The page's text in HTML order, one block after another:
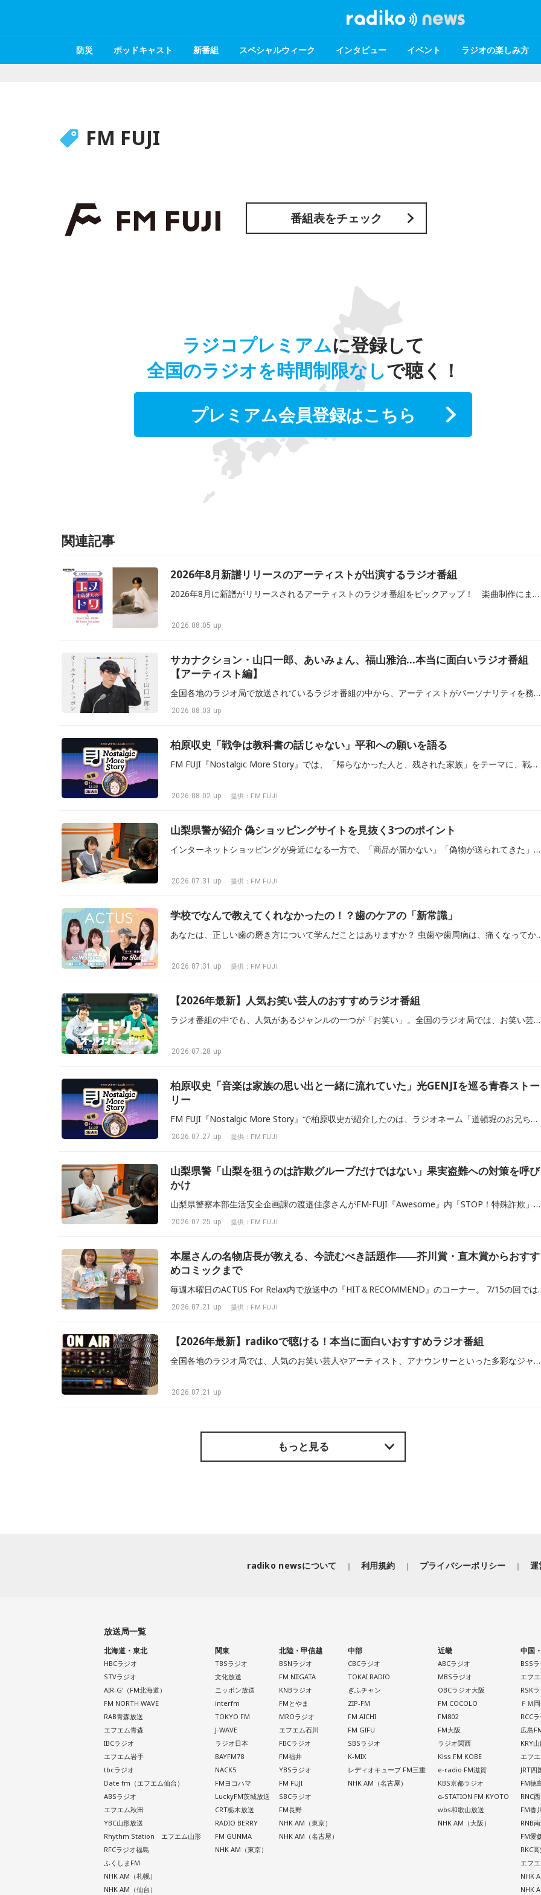
防災 ポッドキャスト 新番組 スペシャルウィーク インタビュー イベント ラジオの楽しみ方
FM FUJI
番組表をチェック
ラジコプレミアムに登録して
全国のラジオを時間制限なしで聴く！
プレミアム会員登録はこちら
関連記事
2026年8月新譜リリースのアーティストが出演するラジオ番組
2026年8月に新譜がリリースされるアーティストのラジオ番組をピックアップ！ 楽曲制作にまつわる裏話や楽曲に秘めた想い、MV撮影のこぼれ話などが語られることもあるので、ぜひチェックしてみてください！
2026.08.05 up
サカナクション・山口一郎、あいみょん、福山雅治…本当に面白いラジオ番組
【アーティスト編】
全国各地のラジオ局で放送されているラジオ番組の中から、アーティストがパーソナリティを務める面白い番組をピックアップ。radikoユーザーに熱い支持を得ている人気番組はもちろん、業界関係者も注目している番組をご紹介します。
2026.08.03 up
柏原収史「戦争は教科書の話じゃない」平和への願いを語る
FM FUJI『Nostalgic More Story』では、「帰らなかった人と、残された家族」をテーマに、戦争未亡人だった祖母の人生をつづったリスナーからの投稿を紹介。柏原収史は「戦争は教科書の中の話ではなく、誰かの人生そのもの」と語り、平和の大切さをあらためて見つめ直した放送となりました。
2026.08.02 up 提供：FM FUJI
山梨県警が紹介 偽ショッピングサイトを見抜く3つのポイント
インターネットショッピングが身近になる一方で、「商品が届かない」「偽物が送られてきた」などの詐欺被害も後を絶ちません。FM FUJI『Awesome』内「STOP！特殊詐欺」では、山梨県警察本部サイバー犯罪対策課・土屋啓子さんが、偽ショッピングサイトや詐欺サイトを見分けるための3つのポイントを解説。安全にネット通販を利用するための注意点や、万が一被害に遭った際の対処法も紹介しました。
2026.07.31 up 提供：FM FUJI
学校でなんで教えてくれなかったの！？歯のケアの「新常識」
あなたは、正しい歯の磨き方について学んだことはありますか？ 虫歯や歯周病は、痛くなってから気づくことが多く、気づいたときにはすでに進行していた… なんてことも少なくありません。 7/29 10:00ごろ～放送のコ
2026.07.31 up 提供：FM FUJI
【2026年最新】人気お笑い芸人のおすすめラジオ番組
ラジオ番組の中でも、人気があるジャンルの一つが「お笑い」。全国のラジオ局では、お笑い芸人がパーソナリティを務める番組が数多く放送されており、自由なトークやネタコーナーで大暴れしたり、仲の良い芸人をゲストに招いて語り合ったりなど、テレビや舞台とは一味違う一面が見られるのもラジオならではの魅力です。 当記事では、数多くあるお笑い芸人のラジオ番組から、旬の芸人や長年安定した活躍を見せる芸人がパーソナリティを務める番組をピックアップしてご紹介します（※2026年7月下旬更新）。
2026.07.28 up
柏原収史「音楽は家族の思い出と一緒に流れていた」光GENJIを巡る青春ストー
リー
FM FUJI『Nostalgic More Story』で柏原収史が紹介したのは、ラジオネーム「道頓堀のお兄ちゃん」さんから寄せられた、光GENJIと少年時代の思い出。姉の影響で夢中になったローラースケートや「パラダイス銀河」とともに、家族と過ごした時間を振り返ります。柏原収史が語る、音楽が記憶を呼び起こす力にも注目です。
2026.07.27 up 提供：FM FUJI
山梨県警「山梨を狙うのは詐欺グループだけではない」果実盗難への対策を呼び
かけ
山梨県警察本部生活安全企画課の渡邉佳彦さんがFM-FUJI『Awesome』内「STOP！特殊詐欺」に出演。桃やブドウなど県内で発生している果実盗難の現状や被害状況、防犯カメラやセンサーライトの設置、不審者を見かけた際の通報など、地域全体で取り組める防犯対策について紹介しました。radikoのタイムフリーでも放送を聴くことができます。
2026.07.25 up 提供：FM FUJI
本屋さんの名物店長が教える、今読むべき話題作――芥川賞・直木賞からおすす
めコミックまで
毎週木曜日のACTUS For Relax内で放送中の『HIT＆
2026.07.21 up 提供：FM FUJI
【2026年最新】radikoで聴ける！本当に面白いおすすめラジオ番組
全国各地のラジオ局では、人気のお笑い芸人やアーティスト、アナウンサーといった多彩なジャンルによるパーソナリティの面白い番組が数多くあります。当記事では、数多くあるラジオ番組の中から、radikoユーザーに人気の番組はもちろん、業界関係者も注目する番組などをジャンル別にピックアップしてご紹介します。（※2026年7月下旬更新）
2026.07.21 up
もっと見る
radiko newsについて 利用規約 プライバシーポリシー 運
放送局一覧
北海道・東北
HBCラジオ
STVラジオ
AIR-G'（FM北海道）
FM NORTH WAVE
RAB青森放送
エフエム青森
IBCラジオ
エフエム岩手
tbcラジオ
Date fm（エフエム仙台）
ABSラジオ
エフエム秋田
YBC山形放送
Rhythm Station エフエム山形
RFCラジオ福島
ふくしまFM
NHK AM（札幌）
NHK AM（仙台）
関東
TBSラジオ
文化放送
ニッポン放送
interfm
TOKYO FM
J-WAVE
ラジオ日本
BAYFM78
NACK5
FMヨコハマ
LuckyFM茨城放送
CRT栃木放送
RADIO BERRY
FM GUNMA
NHK AM（東京）
北陸・甲信越
BSNラジオ
FM NIIGATA
KNBラジオ
FMとやま
MROラジオ
エフエム石川
FBCラジオ
FM福井
YBSラジオ
FM FUJI
SBCラジオ
FM長野
NHK AM（東京）
NHK AM（名古屋）
中部
CBCラジオ
TOKAI RADIO
ぎふチャン
ZIP-FM
FM AICHI
FM GIFU
SBSラジオ
K-MIX
レディオキューブ FM三重
NHK AM（名古屋）
近畿
ABCラジオ
MBSラジオ
OBCラジオ大阪
FM COCOLO
FM802
FM大阪
ラジオ関西
Kiss FM KOBE
e-radio FM滋賀
KBS京都ラジオ
α-STATION FM KYOTO
wbs和歌山放送
NHK AM（大阪）
中国
BSS
エフ
RSK
ＦＭ
RCC
広島
KRY
エフ
JRT四
FM徳
RNC
FM香
RNB
FM愛
RKC
エフ
NHK
NHK